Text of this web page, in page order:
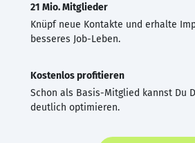
21 Mio. Mitglieder
Knüpf neue Kontakte und erhalte
besseres Job-Leben.
Kostenlos profitieren
Schon als Basis-Mitglied kannst Du
deutlich optimieren.